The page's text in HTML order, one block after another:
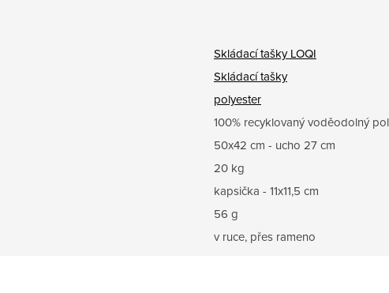
Skládací tašky LOQI
Skládací tašky
polyester
100% recyklovaný voděodolný
50x42 cm - ucho 27 cm
20 kg
kapsička - 11x11,5 cm
56 g
v ruce, přes rameno